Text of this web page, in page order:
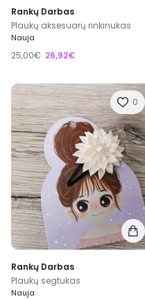
Rankų Darbas
Plaukų aksesuarų rinkinukas
Nauja
25,00€ 26,92€
0
Rankų Darbas
Plaukų segtukas
Nauja